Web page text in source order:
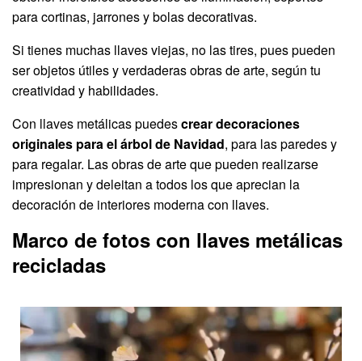
para cortinas, jarrones y bolas decorativas.
Si tienes muchas llaves viejas, no las tires, pues pueden
ser objetos útiles y verdaderas obras de arte, según tu
creatividad y habilidades.
Con llaves metálicas puedescrear decoraciones
originales para el árbol de Navidad, para las paredes y
para regalar. Las obras de arte que pueden realizarse
impresionan y deleitan a todos los que aprecian la
decoración de interiores moderna con llaves.
Marco de fotos con llaves metálicas
recicladas